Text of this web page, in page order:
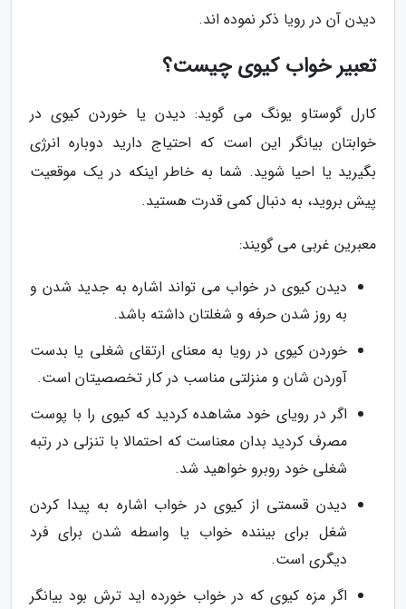
دیدن آن در رویا ذکر نموده اند.
تعبیر خواب کیوی چیست؟
کارل گوستاو یونگ می گوید: دیدن یا خوردن کیوی در
خوابتان بیانگر این است که احتیاج دارید دوباره انرژی
بگیرید یا احیا شوید. شما به خاطر اینکه در یک موقعیت
پیش بروید، به دنبال کمی قدرت هستید.
معبرین غربی می گویند:
دیدن کیوی در خواب می تواند اشاره به جدید شدن و
به روز شدن حرفه و شغلتان داشته باشد.
خوردن کیوی در رویا به معنای ارتقای شغلی یا بدست
آوردن شان و منزلتی مناسب در کار تخصصیتان است.
اگر در رویای خود مشاهده کردید که کیوی را با پوست
مصرف کردید بدان معناست که احتمالا با تنزلی در رتبه
شغلی خود روبرو خواهید شد.
دیدن قسمتی از کیوی در خواب اشاره به پیدا کردن
شغل برای بیننده خواب یا واسطه شدن برای فرد
دیگری است.
اگر مزه کیوی که در خواب خورده اید ترش بود بیانگر